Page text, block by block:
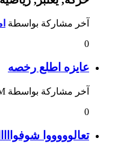
آخر مشاركة بواسطة
0
عايزه اطلع رخصه
آخر مشاركة بواسطة
0
تعالوووووا